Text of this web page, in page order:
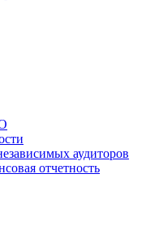
аудиторов
отчетность